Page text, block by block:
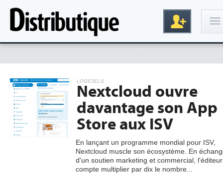
Inscription
LOGICIELS
Nextcloud ouvre
davantage son App
Store aux ISV
En lançant un programme mondial pour ISV,
Nextcloud muscle son écosystème. En
d'un soutien marketing et commercial, l'éditeur
compte multiplier par dix le nombre...